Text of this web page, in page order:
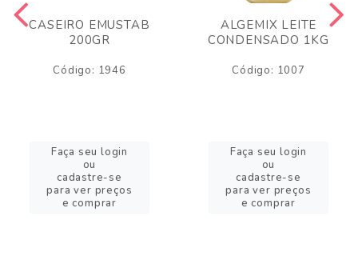
CASEIRO EMUSTAB
200GR
Código: 1946
Faça seu login
ou
cadastre-se
para ver preços
e comprar
ALGEMIX LEITE
CONDENSADO 1KG
Código: 1007
Faça seu login
ou
cadastre-se
para ver preços
e comprar